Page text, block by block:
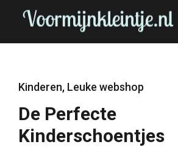
Kinderen, Leuke webshop
De Perfecte
Kinderschoentjes